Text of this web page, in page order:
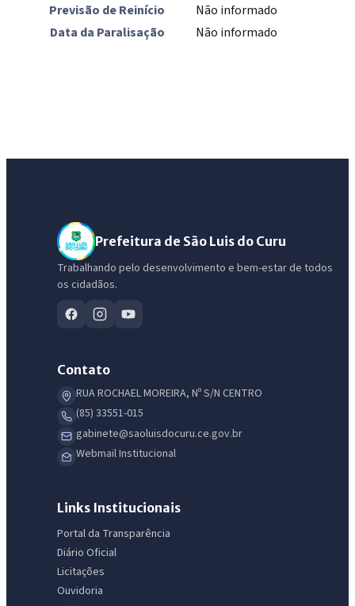
Previsão de Reinício
Não informado
Data da Paralisação
Não informado
Prefeitura de São Luis do Curu
Trabalhando pelo desenvolvimento e bem-estar de todos
os cidadãos.
Contato
RUA ROCHAEL MOREIRA, Nº S/N CENTRO
(85) 33551-015
gabinete@saoluisdocuru.ce.gov.br
Webmail Institucional
Links Institucionais
Portal da Transparência
Diário Oficial
Licitações
Ouvidoria